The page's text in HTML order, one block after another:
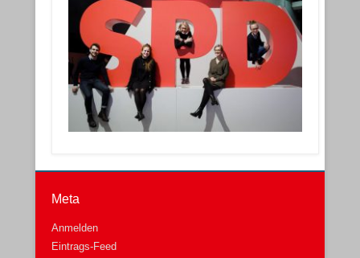
Meta
Anmelden
Eintrags-Feed